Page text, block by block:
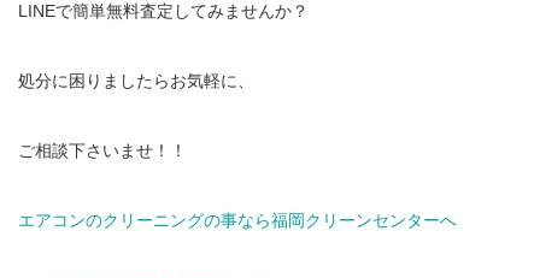
LINEで簡単無料査定してみませんか？
処分に困りましたらお気軽に、
ご相談下さいませ！！
エアコンのクリーニングの事なら福岡クリーンセンターへ